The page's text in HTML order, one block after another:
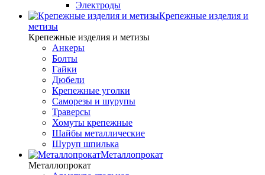
Электроды
Крепежные изделия и
метизы
Крепежные изделия и метизы
Анкеры
Болты
Гайки
Дюбели
Крепежные уголки
Саморезы и шурупы
Траверсы
Хомуты крепежные
Шайбы металлические
Шуруп шпилька
Металлопрокат
Металлопрокат